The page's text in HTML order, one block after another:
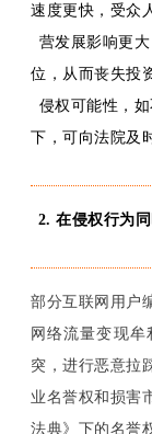
速度更快，受众
营发展影响更
位，从而丧失投
侵权可能性，
下，可向法院及
2. 在侵权行为
部分互联网用户
网络流量变现
突，进行恶意拉
业名誉权和损害
法典》下的名誉